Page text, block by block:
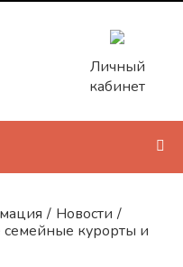
Личный
кабинет
/ Новости /
семейные курорты и